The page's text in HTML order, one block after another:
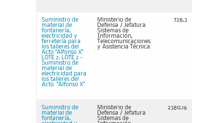
Suministro de
material de
fontanería,
electricidad y
ferretería para
los talleres del
Acto "Alfonso X"
LOTE 2: LOTE 2 -
Suministro de
material de
electricidad para
los talleres del
Acto. "Alfonso X"
Ministerio de
Defensa / Jefatura
Sistemas de
Información,
Telecomunicaciones
y Asistencia Técnica
728,3
Suministro de
material de
fontanería,
Ministerio de
Defensa / Jefatura
Sistemas de
2380,16